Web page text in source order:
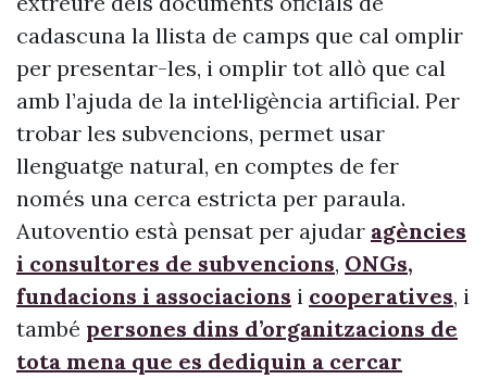
cadascuna la llista de camps que cal omplir
per presentar-les, i omplir tot allò que cal
amb l’ajuda de la intel·ligència artificial. Per
trobar les subvencions, permet usar
llenguatge natural, en comptes de fer
només una cerca estricta per paraula.
Autoventio està pensat per ajudar agències
i consultores de subvencions, ONGs,
fundacions i associacions i cooperatives, i
també persones dins d’organitzacions de
tota mena que es dediquin a cercar